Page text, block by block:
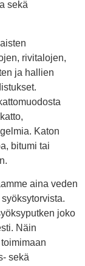
sekä
rivitalojen,
ja hallien
Katon
bitumi tai
aina veden
joko
Näin
sekä